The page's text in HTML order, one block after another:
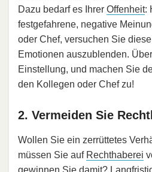
Dazu bedarf es Ihrer Offenheit:
festgefahrene, negative
oder Chef, versuchen Sie diese
Emotionen auszublenden.
Einstellung, und machen Sie
den Kollegen oder Chef zu!
2. Vermeiden Sie
Wollen Sie ein zerrüttetes
müssen Sie auf Rechthaberei